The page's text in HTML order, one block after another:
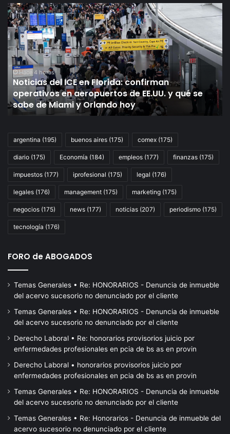
Noticias
del
ICE
en
Florida:
confirman
operativos
en
aeropuertos
de
qué
sabe
Miami
hoy
Hace 4 horas
Noticias del ICE en Florida: confirman
operativos en aeropuertos de EE.UU. y qué se
sabe de Miami y Orlando hoy
de
argentina (195) buenos aires (175) comex (175)
diario (175) Economía (184) empleos (177) finanzas (175)
impuestos (177) iprofesional (175) legal (176)
legales (176) management (175) marketing (175)
negocios (175) news (177) noticias (207) periodismo (175)
tecnología (176)
FORO de ABOGADOS
Temas Generales • Re: HONORARIOS - Denuncia de inmueble
del acervo sucesorio no denunciado por el cliente
Temas Generales • Re: HONORARIOS - Denuncia de inmueble
del acervo sucesorio no denunciado por el cliente
Derecho Laboral • Re: honorarios provisorios juicio por
enfermedades profesionales en pcia de bs as en provin
Derecho Laboral • honorarios provisorios juicio por
enfermedades profesionales en pcia de bs as en provin
Temas Generales • Re: HONORARIOS - Denuncia de inmueble
del acervo sucesorio no denunciado por el cliente
Temas Generales • Re: Honorarios - Denuncia de inmueble del
acervo sucesorio no denunciado por el cliente